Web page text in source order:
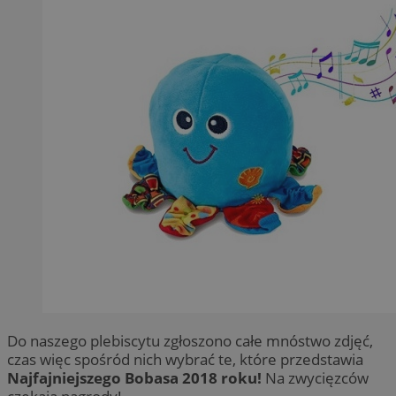
Do naszego plebiscytu zgłoszono całe mnóstwo zdjęć,
czas więc spośród nich wybrać te, które przedstawia
Najfajniejszego Bobasa 2018 roku! Na zwycięzców